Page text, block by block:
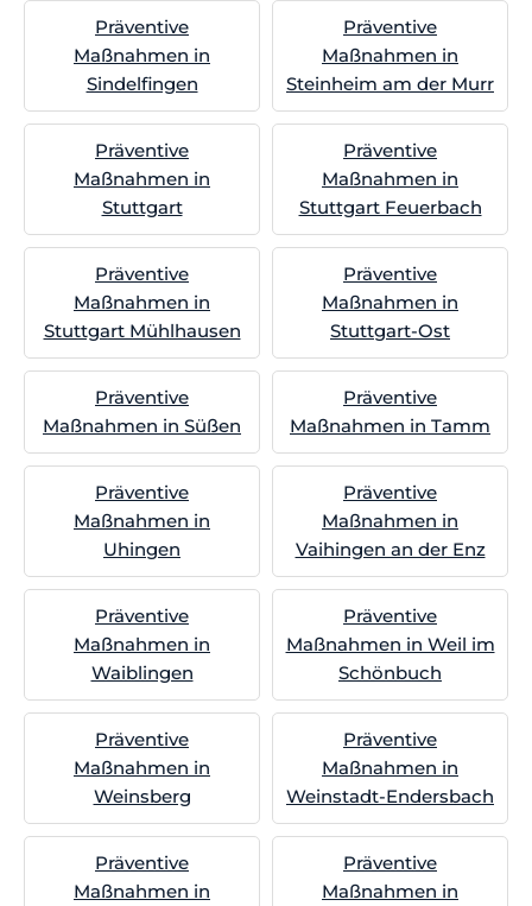
Präventive
Maßnahmen in
Sindelfingen
Präventive
Maßnahmen in
Steinheim am der Murr
Präventive
Maßnahmen in
Stuttgart
Präventive
Maßnahmen in
Stuttgart Feuerbach
Präventive
Maßnahmen in
Stuttgart Mühlhausen
Präventive
Maßnahmen in
Stuttgart-Ost
Präventive
Maßnahmen in Süßen
Präventive
Maßnahmen in Tamm
Präventive
Maßnahmen in
Uhingen
Präventive
Maßnahmen in
Vaihingen an der Enz
Präventive
Maßnahmen in
Waiblingen
Präventive
Maßnahmen in Weil im
Schönbuch
Präventive
Maßnahmen in
Weinsberg
Präventive
Maßnahmen in
Weinstadt-Endersbach
Präventive
Maßnahmen in
Präventive
Maßnahmen in